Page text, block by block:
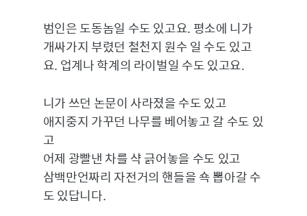
범인은 도동놈일 수도 있고요. 평소에 니가
개싸가지 부렸던 철천지 원수 일 수도 있고
요. 업계나 학계의 라이벌일 수도 있고요.
니가 쓰던 논문이 사라졌을 수도 있고
애지중지 가꾸던 나무를 베어놓고 갈 수도 있
고
어제 광빨낸 차를 샥 긁어놓을 수도 있고
삼백만언짜리 자전거의 핸들을 쇽 뽑아갈 수
도 있답니다.